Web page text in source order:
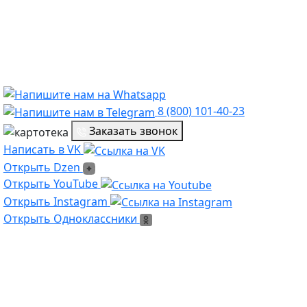
8 (800) 101-40-23
Заказать звонок
Написать в VK
Написать в VK
Открыть Dzen
Открыть Dzen
Ссылка на Youtube
Открыть YouTube
Ссылка на Instagram
Открыть Instagram
Открыть Одноклассники
Открыть Одноклассники